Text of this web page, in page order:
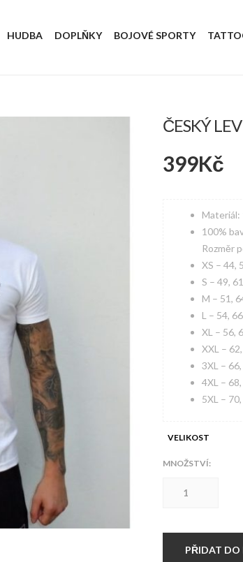
HUDBA DOPLŇKY BOJOVÉ SPORTY
ČESKÝ
399Kč
Materiál:
100%
Rozměr
XS – 44,
S – 49, 61
M – 51,
L – 54, 66
XL – 56,
XXL –
3XL –
4XL –
5XL –
VELIKOST
MNOŽSTVÍ:
triko
množstvíPŘIDAT DO